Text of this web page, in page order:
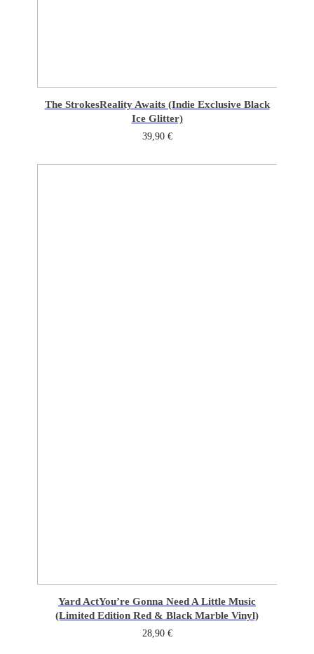
The StrokesReality Awaits (Indie Exclusive Black
Ice Glitter)
39,90 €
Yard ActYou’re Gonna Need A Little Music
(Limited Edition Red & Black Marble Vinyl)
28,90 €